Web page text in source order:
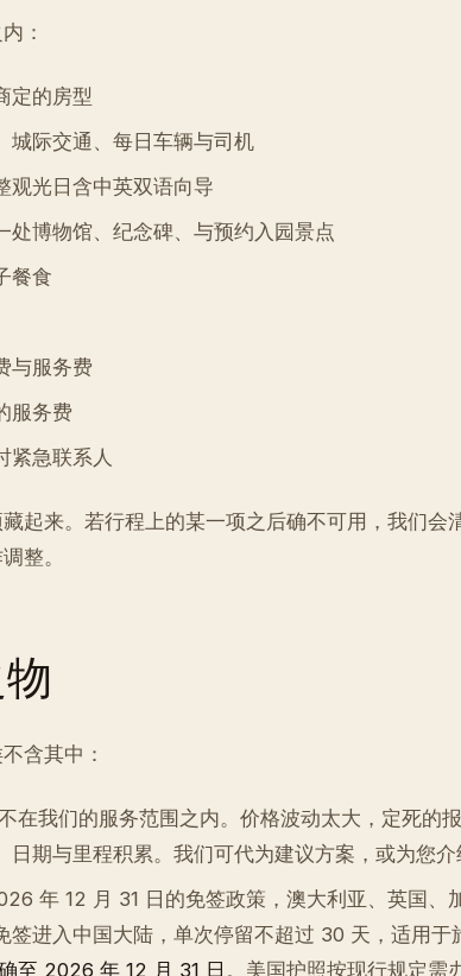
：
定的房型
城际交通、每日车辆与司机
观光日含中英双语向导
处博物馆、纪念碑、与预约入园景点
餐食
与服务费
服务费
紧急联系人
起来。若行程上的某一项之后确不可用，我们会
整。
含其中：
在我们的服务范围之内。价格波动太大，定死的
日期与里程积累。我们可代为建议方案，或为您
年 12 月 31 日的免签政策，澳大利亚、英国、
签进入中国大陆，单次停留不超过 30 天，适用于
至 2026 年 12 月 31 日 。美国护照按现行规定需